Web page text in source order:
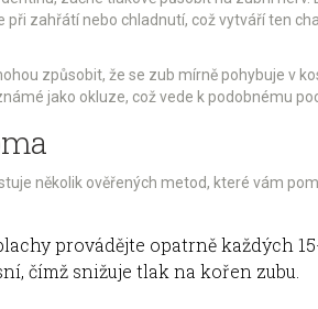
zahřátí nebo chladnutí, což vytváří ten
způsobit, že se zub mírně pohybuje v
jako okluze, což vede k podobnému
několik ověřených metod, které vám
provádějte opatrně každých
čímž snižuje tlak na kořen zubu.